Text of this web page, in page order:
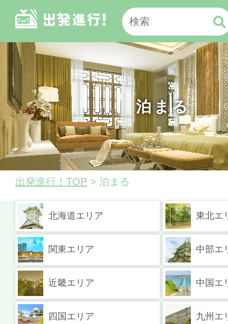
泊まる
出発進行！TOP > 泊まる
北海道エリア 東北エ
関東エリア 中部エ
近畿エリア 中国エ
四国エリア 九州エ